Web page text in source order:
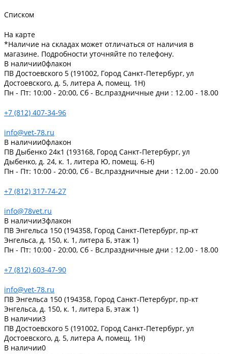
Списком
На карте
*Наличие на складах может отличаться от наличия в
магазине. Подробности уточняйте по телефону.
В наличии0флакон
ПВ Достоевского 5 (191002, Город Санкт-Петербург, ул
Достоевского, д. 5, литера А, помещ. 1Н)
Пн - Пт: 10:00 - 20:00, Сб - Вс,праздничные дни : 12.00 - 18.00
+7 (812) 407-34-96
info@vet-78.ru
В наличии0флакон
ПВ Дыбенко 24к1 (193168, Город Санкт-Петербург, ул
Дыбенко, д. 24, к. 1, литера Ю, помещ. 6-Н)
Пн - Пт: 10:00 - 20:00, Сб - Вс,праздничные дни : 12.00 - 20.00
+7 (812) 317-74-27
info@78vet.ru
В наличии3флакон
ПВ Энгельса 150 (194358, Город Санкт-Петербург, пр-кт
Энгельса, д. 150, к. 1, литера Б, этаж 1)
Пн - Пт: 10:00 - 20:00, Сб - Вс,праздничные дни : 12.00 - 18.00
+7 (812) 603-47-90
info@vet-78.ru
ПВ Энгельса 150 (194358, Город Санкт-Петербург, пр-кт
Энгельса, д. 150, к. 1, литера Б, этаж 1)
В наличии3
ПВ Достоевского 5 (191002, Город Санкт-Петербург, ул
Достоевского, д. 5, литера А, помещ. 1Н)
В наличии0